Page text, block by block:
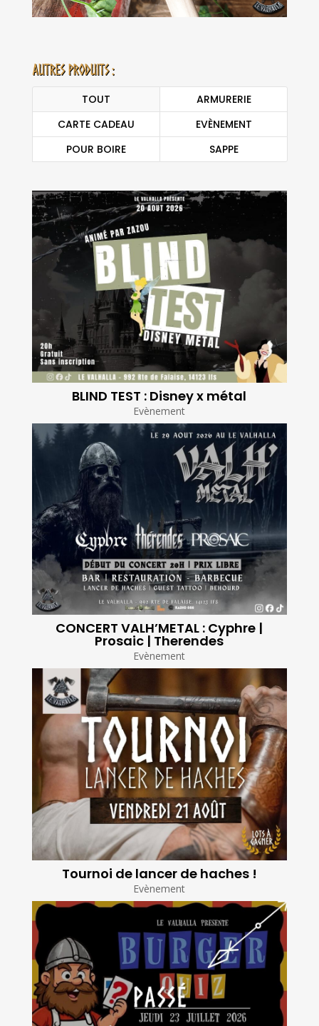
Autres produits :
TOUT
ARMURERIE
CARTE CADEAU
EVÈNEMENT
POUR BOIRE
SAPPE
BLIND TEST : Disney x métal
Evènement
CONCERT VALH’METAL : Cyphre |
Prosaic | Therendes
Evènement
Tournoi de lancer de haches !
Evènement